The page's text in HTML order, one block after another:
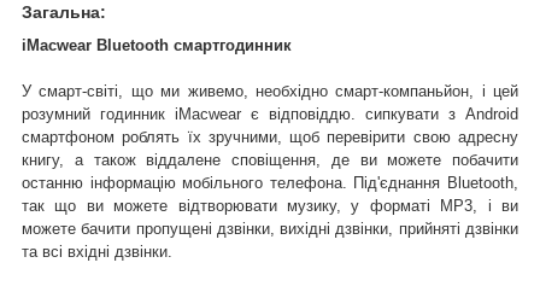
Загальна:
iMacwear Bluetooth смартгодинник
У смарт-світі, що ми живемо, необхідно смарт-компаньйон, і цей
розумний годинник iMacwear є відповіддю. сипкувати з Android
смартфоном роблять їх зручними, щоб перевірити свою адресну
книгу, а також віддалене сповіщення, де ви можете побачити
останню інформацію мобільного телефона. Під'єднання Bluetooth,
так що ви можете відтворювати музику, у форматі MP3, і ви
можете бачити пропущені дзвінки, вихідні дзвінки, прийняті дзвінки
та всі вхідні дзвінки.